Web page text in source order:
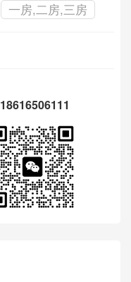
一房,二房,三房
18616506111